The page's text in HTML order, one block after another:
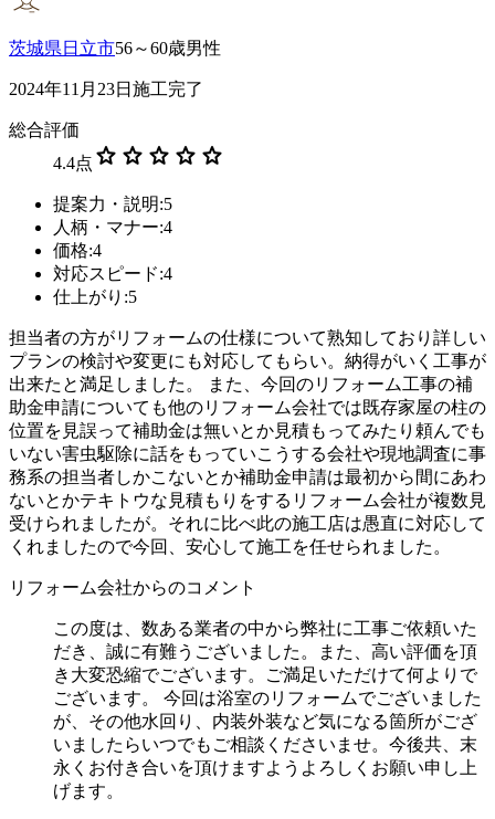
茨城県日立市56～60歳男性
2024年11月23日施工完了
総合評価
4.4点 star star star star star
提案力・説明:5
人柄・マナー:4
価格:4
対応スピード:4
仕上がり:5
担当者の方がリフォームの仕様について熟知しており詳しい
プランの検討や変更にも対応してもらい。納得がいく工事が
出来たと満足しました。 また、今回のリフォーム工事の補
助金申請についても他のリフォーム会社では既存家屋の柱の
位置を見誤って補助金は無いとか見積もってみたり頼んでも
いない害虫駆除に話をもっていこうする会社や現地調査に事
務系の担当者しかこないとか補助金申請は最初から間にあわ
ないとかテキトウな見積もりをするリフォーム会社が複数見
受けられましたが。それに比べ此の施工店は愚直に対応して
くれましたので今回、安心して施工を任せられました。
リフォーム会社からのコメント
この度は、数ある業者の中から弊社に工事ご依頼いた
だき、誠に有難うございました。また、高い評価を頂
き大変恐縮でございます。ご満足いただけて何よりで
ございます。 今回は浴室のリフォームでございました
が、その他水回り、内装外装など気になる箇所がござ
いましたらいつでもご相談くださいませ。今後共、末
永くお付き合いを頂けますようよろしくお願い申し上
げます。